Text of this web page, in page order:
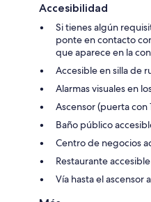
Accesibilidad
Si tienes algún
ponte en contacto
que aparece en la
Accesible en silla de
Alarmas visuales en
Ascensor (puerta con
Baño público
Centro de negocios
Restaurante
Vía hasta el ascensor